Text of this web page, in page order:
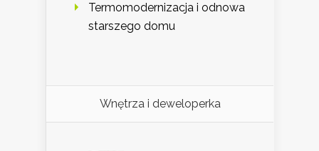
Termomodernizacja i odnowa
starszego domu
Wnętrza i deweloperka